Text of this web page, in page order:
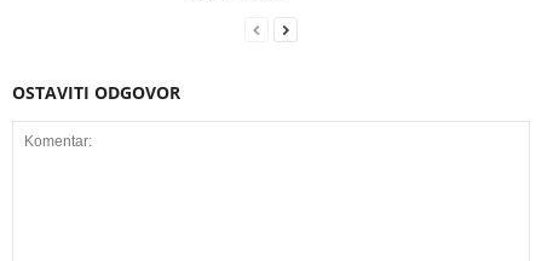
OSTAVITI ODGOVOR